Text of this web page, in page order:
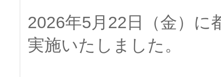
2026年5月22日（金）に
実施いたしました。